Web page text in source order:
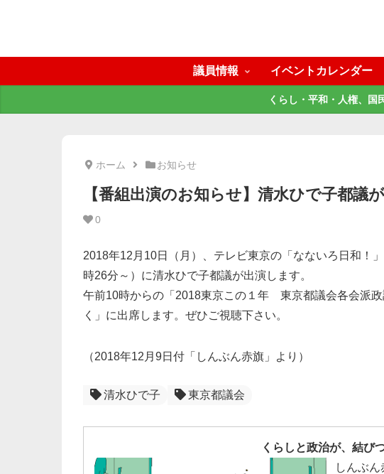
議員情報 イベントカレンダー
くらし・平和・人権、国
ホーム お知らせ
【番組出演のお知らせ】清水ひで子都議
0
2018年12月10日（月）、テレビ東京の「なないろ日和！
時26分～）に清水ひで子都議が出演します。
午前10時からの「2018東京この１年 東京都議会各会派政
く」に出席します。ぜひご視聴下さい。
（2018年12月9日付「しんぶん赤旗」より）
清水ひで子 東京都議会
くらしと政治が、結びつ
しんぶん